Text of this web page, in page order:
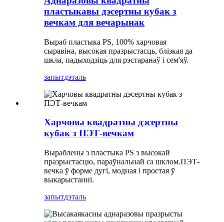
пластыкавы дэсертны кубак з
вечкам для вечарынак
Выраб пластыка PS, 100% харчовая
сыравіна, высокая празрыстасць, блізкая да
шкла, падыходзіць для рэстаранаў і сем'яў.
запытдэталь
Харчовы квадратны дэсертны
кубак з ПЭТ-вечкам
Выраблены з пластыка PS з высокай
празрыстасцю, параўнальнай са шклом.ПЭТ-
вечка ў форме дугі, модная і простая ў
выкарыстанні.
запытдэталь